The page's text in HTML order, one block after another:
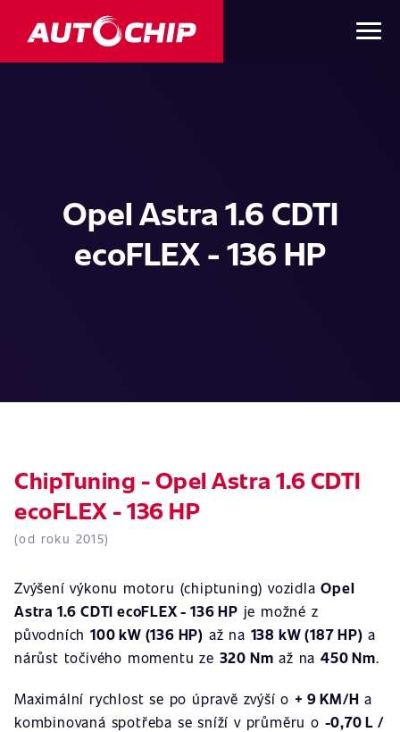
Opel Astra 1.6 CDTI
ecoFLEX - 136 HP
ChipTuning - Opel Astra 1.6 CDTI
ecoFLEX - 136 HP
(od roku 2015)
Zvýšení výkonu motoru (chiptuning) vozidlaOpel
Astra 1.6 CDTI ecoFLEX - 136 HP je možné z
původních100 kW (136 HP) až na 138 kW (187 HP) a
nárůst točivého momentu ze 320 Nm až na450 Nm.
Maximální rychlost se po úpravě zvýší o + 9 KM/H a
kombinovaná spotřeba se sníží v průměru o -0,70 L /